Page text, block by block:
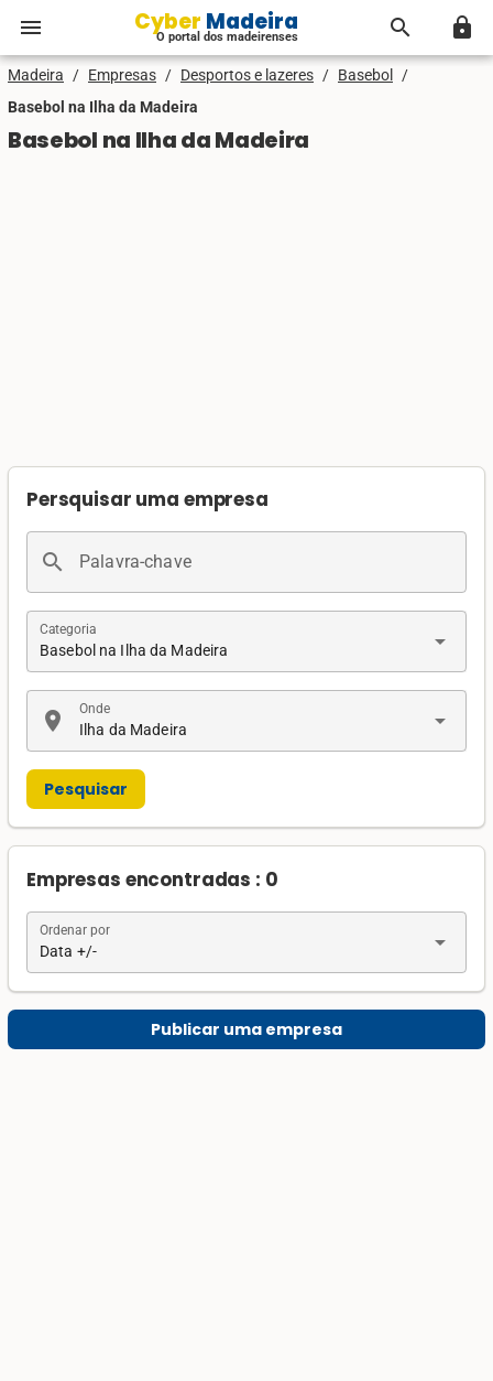
menu Cyber Madeira
O portal dos madeirenses search lock
Madeira / Empresas / Desportos e lazeres / Basebol
/
Basebol na Ilha da Madeira
Basebol na Ilha da Madeira
Persquisar uma empresa
search Palavra-chave
Basebol na Ilha da Madeira
Categoria arrow_drop_down
location_on Ilha da Madeira
Onde arrow_drop_down
Pesquisar
Empresas encontradas : 0
Data +/-
Ordenar por arrow_drop_down
Publicar uma empresa